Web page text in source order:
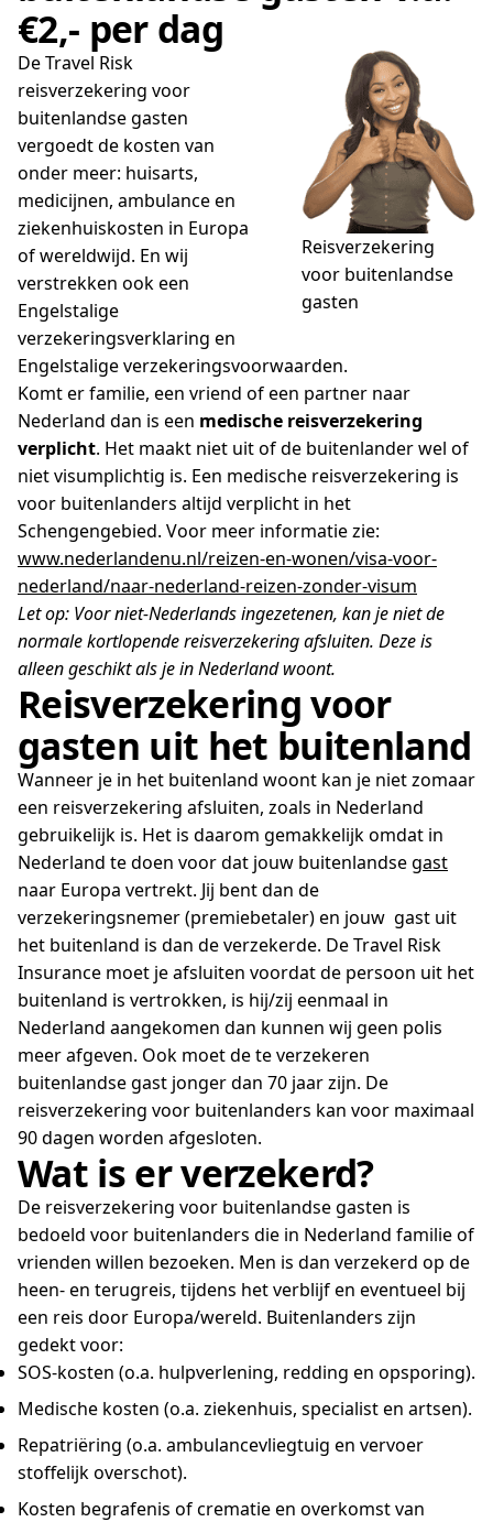
€2,- per dag
Reisverzekering
voor buitenlandse
gasten
De Travel Risk
reisverzekering voor
buitenlandse gasten
vergoedt de kosten van
onder meer: huisarts,
medicijnen, ambulance en
ziekenhuiskosten in Europa
of wereldwijd. En wij
verstrekken ook een
Engelstalige
verzekeringsverklaring en
Engelstalige verzekeringsvoorwaarden.
Komt er familie, een vriend of een partner naar
Nederland dan is een medische reisverzekering
verplicht. Het maakt niet uit of de buitenlander wel of
niet visumplichtig is. Een medische reisverzekering is
voor buitenlanders altijd verplicht in het
Schengengebied. Voor meer informatie zie:
www.nederlandenu.nl/reizen-en-wonen/visa-voor-
nederland/naar-nederland-reizen-zonder-visum
Let op: Voor niet-Nederlands ingezetenen, kan je niet de
normale kortlopende reisverzekering afsluiten. Deze is
alleen geschikt als je in Nederland woont.
Reisverzekering voor
gasten uit het buitenland
Wanneer je in het buitenland woont kan je niet zomaar
een reisverzekering afsluiten, zoals in Nederland
gebruikelijk is. Het is daarom gemakkelijk omdat in
Nederland te doen voor dat jouw buitenlandsegast
naar Europa vertrekt. Jij bent dan de
verzekeringsnemer (premiebetaler) en jouw gast uit
het buitenland is dan de verzekerde. De Travel Risk
Insurance moet je afsluiten voordat de persoon uit het
buitenland is vertrokken, is hij/zij eenmaal in
Nederland aangekomen dan kunnen wij geen polis
meer afgeven. Ook moet de te verzekeren
buitenlandse gast jonger dan 70 jaar zijn. De
reisverzekering voor buitenlanders kan voor maximaal
90 dagen worden afgesloten.
Wat is er verzekerd?
De reisverzekering voor buitenlandse gasten is
bedoeld voor buitenlanders die in Nederland familie of
vrienden willen bezoeken. Men is dan verzekerd op de
heen- en terugreis, tijdens het verblijf en eventueel bij
een reis door Europa/wereld. Buitenlanders zijn
gedekt voor:
SOS-kosten (o.a. hulpverlening, redding en opsporing).
Medische kosten (o.a. ziekenhuis, specialist en artsen).
Repatriëring (o.a. ambulancevliegtuig en vervoer
stoffelijk overschot).
Kosten begrafenis of crematie en overkomst van